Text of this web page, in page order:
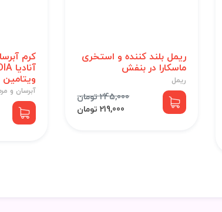
ریمل بلند کننده و استخری
ماسکارا در بنفش
ریمل
245,000 تومان
219,000 تومان
کرم
ویتامین C حجم 150 میل
آبرسان و